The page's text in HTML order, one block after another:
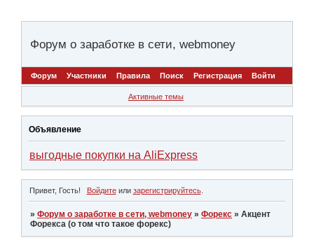
Форум о заработке в сети, webmoney
Форум Участники Правила Поиск Регистрация Войти
Активные темы
Объявление
выгодные покупки на AliExpress
Привет, Гость! Войдитеили зарегистрируйтесь.
»Форум о заработке в сети, webmoney »Форекс »Акцент
Форекса (о том что такое форекс)